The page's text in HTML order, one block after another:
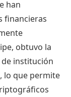
han
financieras
obtuvo la
de institución
lo que permite